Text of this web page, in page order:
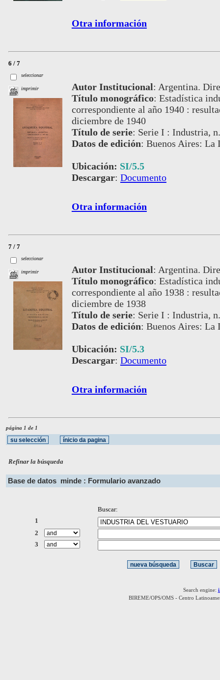
Otra información
6 / 7
seleccionar
imprimir Autor Institucional: Argentina.
Título monográfico: Estadística
correspondiente al año 1940 :
diciembre de 1940
Título de serie: Serie I : Industria,
Datos de edición: Buenos Aires: La
Ubicación: SI/5.5
Descargar: Documento
Otra información
7 / 7
seleccionar
imprimir Autor Institucional: Argentina.
Título monográfico: Estadística
correspondiente al año 1938 :
diciembre de 1938
Título de serie: Serie I : Industria,
Datos de edición: Buenos Aires: La
Ubicación: SI/5.3
Descargar: Documento
Otra información
página 1 de 1
Refinar la búsqueda
Base de datos minde : Formulario avanzado
Buscar:
1
2
3
Search engine:
BIREME/OPS/OMS - Centro